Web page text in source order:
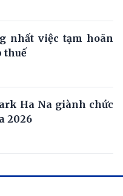
nhất việc tạm hoãn
thuế
Ha Na giành chức
2026